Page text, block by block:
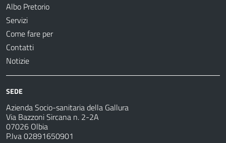
Albo Pretorio
Servizi
Come fare per
Contatti
Notizie
SEDE
Azienda Socio-sanitaria della Gallura
Via Bazzoni Sircana n. 2-2A
07026 Olbia
P.Iva 02891650901